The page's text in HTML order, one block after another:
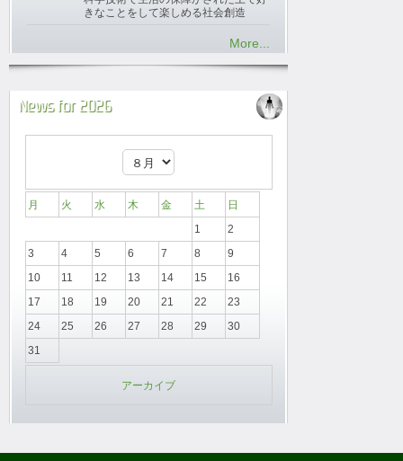
きなことをして楽しめる社会創造
More...
News for 2026
月 火 水 木 金 土
日
1
2
3
4 5 6 7 8
9
10
11 12 13 14 15
16
17
18 19 20 21 22
23
24
25 26 27 28 29
30
31
アーカイブ